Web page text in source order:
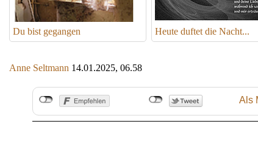
Du bist gegangen Heute duftet die Nacht...
Anne Seltmann 14.01.2025, 06.58
Als